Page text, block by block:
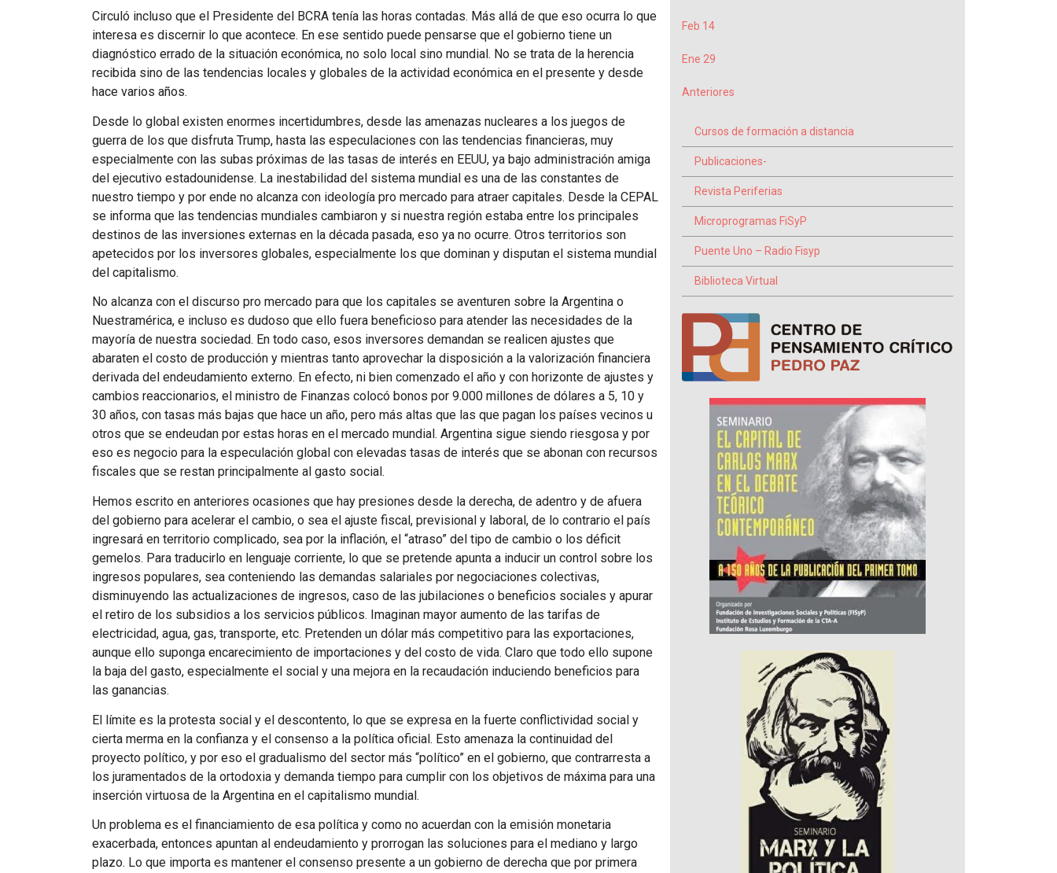
Circuló incluso que el Presidente del BCRA tenía las horas contadas. Más allá de que eso ocurra lo que
interesa es discernir lo que acontece. En ese sentido puede pensarse que el gobierno tiene un
diagnóstico errado de la situación económica, no solo local sino mundial. No se trata de la herencia
recibida sino de las tendencias locales y globales de la actividad económica en el presente y desde
hace varios años.
Desde lo global existen enormes incertidumbres, desde las amenazas nucleares a los juegos de
guerra de los que disfruta Trump, hasta las especulaciones con las tendencias financieras, muy
especialmente con las subas próximas de las tasas de interés en EEUU, ya bajo administración amiga
del ejecutivo estadounidense. La inestabilidad del sistema mundial es una de las constantes de
nuestro tiempo y por ende no alcanza con ideología pro mercado para atraer capitales. Desde la CEPAL
se informa que las tendencias mundiales cambiaron y si nuestra región estaba entre los principales
destinos de las inversiones externas en la década pasada, eso ya no ocurre. Otros territorios son
apetecidos por los inversores globales, especialmente los que dominan y disputan el sistema mundial
del capitalismo.
No alcanza con el discurso pro mercado para que los capitales se aventuren sobre la Argentina o
Nuestramérica, e incluso es dudoso que ello fuera beneficioso para atender las necesidades de la
mayoría de nuestra sociedad. En todo caso, esos inversores demandan se realicen ajustes que
abaraten el costo de producción y mientras tanto aprovechar la disposición a la valorización financiera
derivada del endeudamiento externo. En efecto, ni bien comenzado el año y con horizonte de ajustes y
cambios reaccionarios, el ministro de Finanzas colocó bonos por 9.000 millones de dólares a 5, 10 y
30 años, con tasas más bajas que hace un año, pero más altas que las que pagan los países vecinos u
otros que se endeudan por estas horas en el mercado mundial. Argentina sigue siendo riesgosa y por
eso es negocio para la especulación global con elevadas tasas de interés que se abonan con recursos
fiscales que se restan principalmente al gasto social.
Hemos escrito en anteriores ocasiones que hay presiones desde la derecha, de adentro y de afuera
del gobierno para acelerar el cambio, o sea el ajuste fiscal, previsional y laboral, de lo contrario el país
ingresará en territorio complicado, sea por la inflación, el “atraso” del tipo de cambio o los déficit
gemelos. Para traducirlo en lenguaje corriente, lo que se pretende apunta a inducir un control sobre los
ingresos populares, sea conteniendo las demandas salariales por negociaciones colectivas,
disminuyendo las actualizaciones de ingresos, caso de las jubilaciones o beneficios sociales y apurar
el retiro de los subsidios a los servicios públicos. Imaginan mayor aumento de las tarifas de
electricidad, agua, gas, transporte, etc. Pretenden un dólar más competitivo para las exportaciones,
aunque ello suponga encarecimiento de importaciones y del costo de vida. Claro que todo ello supone
la baja del gasto, especialmente el social y una mejora en la recaudación induciendo beneficios para
las ganancias.
El límite es la protesta social y el descontento, lo que se expresa en la fuerte conflictividad social y
cierta merma en la confianza y el consenso a la política oficial. Esto amenaza la continuidad del
proyecto político, y por eso el gradualismo del sector más “político” en el gobierno, que contrarresta a
los juramentados de la ortodoxia y demanda tiempo para cumplir con los objetivos de máxima para una
inserción virtuosa de la Argentina en el capitalismo mundial.
Un problema es el financiamiento de esa política y como no acuerdan con la emisión monetaria
exacerbada, entonces apuntan al endeudamiento y prorrogan las soluciones para el mediano y largo
plazo. Lo que importa es mantener el consenso presente a un gobierno de derecha que por primera
Feb 14
Ene 29
Anteriores
Cursos de formación a distancia
Publicaciones-
Revista Periferias
Microprogramas FiSyP
Puente Uno – Radio Fisyp
Biblioteca Virtual